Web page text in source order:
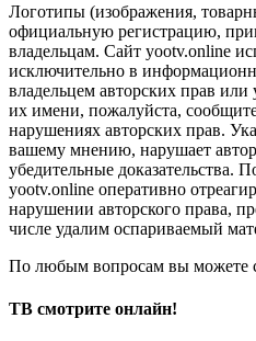
Логотипы (изображения,
официальную регистрацию,
владельцам. Сайт yootv.online
исключительно в
владельцем авторских прав
их имени, пожалуйста,
нарушениях авторских прав.
вашему мнению, нарушает
убедительные доказательства.
yootv.online оперативно
нарушении авторского права,
числе удалим оспариваемый
По любым вопросам вы можете
ТВ смотрите онлайн!